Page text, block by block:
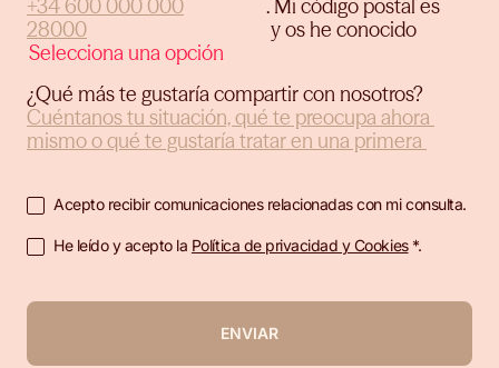
. Mi código postal es
y os he conocido
¿Qué más te gustaría compartir con nosotros?
Acepto recibir comunicaciones relacionadas con mi consulta.
He leído y acepto la Política de privacidad y Cookies*.
ENVIAR